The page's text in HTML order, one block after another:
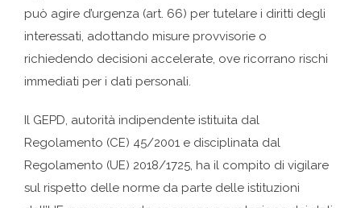
può agire d’urgenza (art. 66) per tutelare i diritti degli
interessati, adottando misure provvisorie o
richiedendo decisioni accelerate, ove ricorrano rischi
immediati per i dati personali.
Il GEPD, autorità indipendente istituita dal
Regolamento (CE) 45/2001 e disciplinata dal
Regolamento (UE) 2018/1725, ha il compito di vigilare
sul rispetto delle norme da parte delle istituzioni